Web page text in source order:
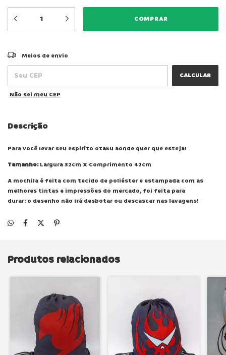
Entregas para o CEP:
Meios de envio
CALCULAR
Não sei meu CEP
Descrição
Para você levar seu espiríto otaku aonde quer que esteja!
Tamanho:Largura 32cm X Comprimento 42cm
A mochila é feita com tecido de poliéster e estampada com as
melhores tintas e impressões do mercado, foi feita para
durar: o desenho não irá desbotar ou descascar nas lavagens!
Produtos relacionados